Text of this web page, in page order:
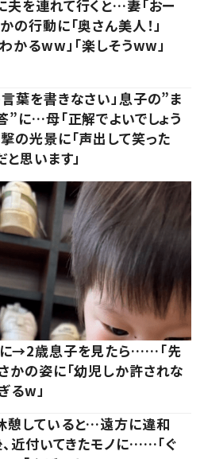
夫を連れて行くと…妻「おー
の行動に「奥さん美人！」
かるww」「楽しそうww」
言葉を書きなさい」息子の”ま
”に…母「正解でよいでしょう
の光景に「声出して笑った
と思います」
→2歳息子を見たら……「先
かの姿に「幼児しか許されな
るw」
憩していると…遠方に違和
、近付いてきたモノに……「ぐ